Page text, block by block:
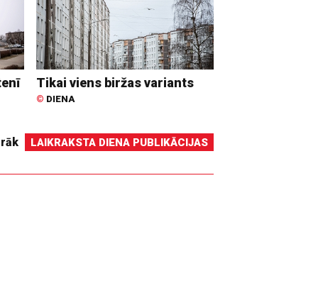
Tikai viens biržas variants
© DIENA
LAIKRAKSTA DIENA PUBLIKĀCIJAS